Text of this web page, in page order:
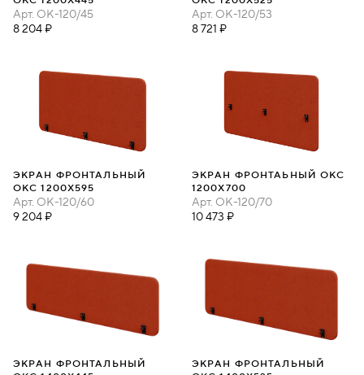
Арт. ОК-120/45
8 204 ₽
Арт. ОК-120/53
8 721 ₽
ЭКРАН ФРОНТАЛЬНЫЙ
ОКС 1200Х595
Арт. ОК-120/60
9 204 ₽
ЭКРАН ФРОНТАЬНЫЙ ОКС
1200Х700
Арт. ОК-120/70
10 473 ₽
ЭКРАН ФРОНТАЛЬНЫЙ
ЭКРАН ФРОНТАЛЬНЫЙ